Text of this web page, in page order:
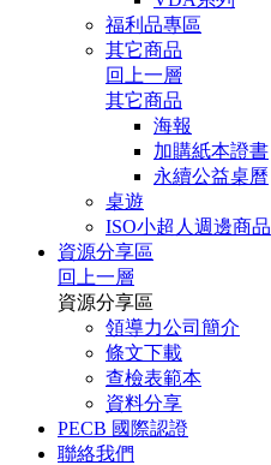
福利品專區
其它商品
回上一層
其它商品
海報
加購紙本證書
永續公益桌曆
桌遊
ISO小超人週邊商品
資源分享區
回上一層
資源分享區
領導力公司簡介
條文下載
查檢表範本
資料分享
PECB 國際認證
聯絡我們